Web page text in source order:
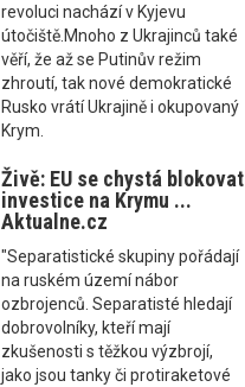
revoluci nachází v Kyjevu
útočiště.Mnoho z Ukrajinců také
věří, že až se Putinův režim
zhroutí, tak nové demokratické
Rusko vrátí Ukrajině i okupovaný
Krym.
Živě: EU se chystá blokovat
investice na Krymu ...
Aktualne.cz
"Separatistické skupiny pořádají
na ruském území nábor
ozbrojenců. Separatisté hledají
dobrovolníky, kteří mají
zkušenosti s těžkou výzbrojí,
jako jsou tanky či protiraketové